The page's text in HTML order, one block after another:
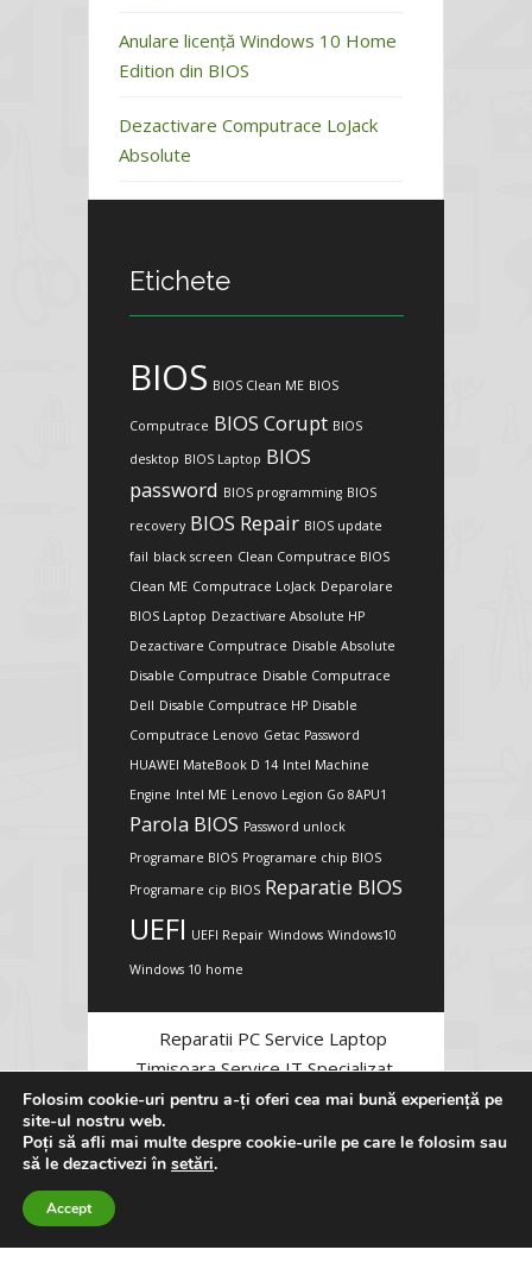
Anulare licență Windows 10 Home
Edition din BIOS
Dezactivare Computrace LoJack
Absolute
Etichete
BIOS BIOS Clean ME BIOS
Computrace BIOS Corupt BIOS
desktop BIOS Laptop BIOS
password BIOS programming BIOS
recovery BIOS Repair BIOS update
fail black screen Clean Computrace BIOS
Clean ME Computrace LoJack Deparolare
BIOS Laptop Dezactivare Absolute HP
Dezactivare Computrace Disable Absolute
Disable Computrace Disable Computrace
Dell Disable Computrace HP Disable
Computrace Lenovo Getac Password
HUAWEI MateBook D 14 Intel Machine
Engine Intel ME Lenovo Legion Go 8APU1
Parola BIOS Password unlock
Programare BIOS Programare chip BIOS
Programare cip BIOS Reparatie BIOS
UEFI UEFI Repair Windows Windows10
Windows 10 home
Reparatii PC Service Laptop
Timisoara Service IT Specializat
Folosim cookie-uri pentru a-ți oferi cea mai bună experiență pe
site-ul nostru web.
Poți să afli mai multe despre cookie-urile pe care le folosim sau
să le dezactivezi în setări.
Accept